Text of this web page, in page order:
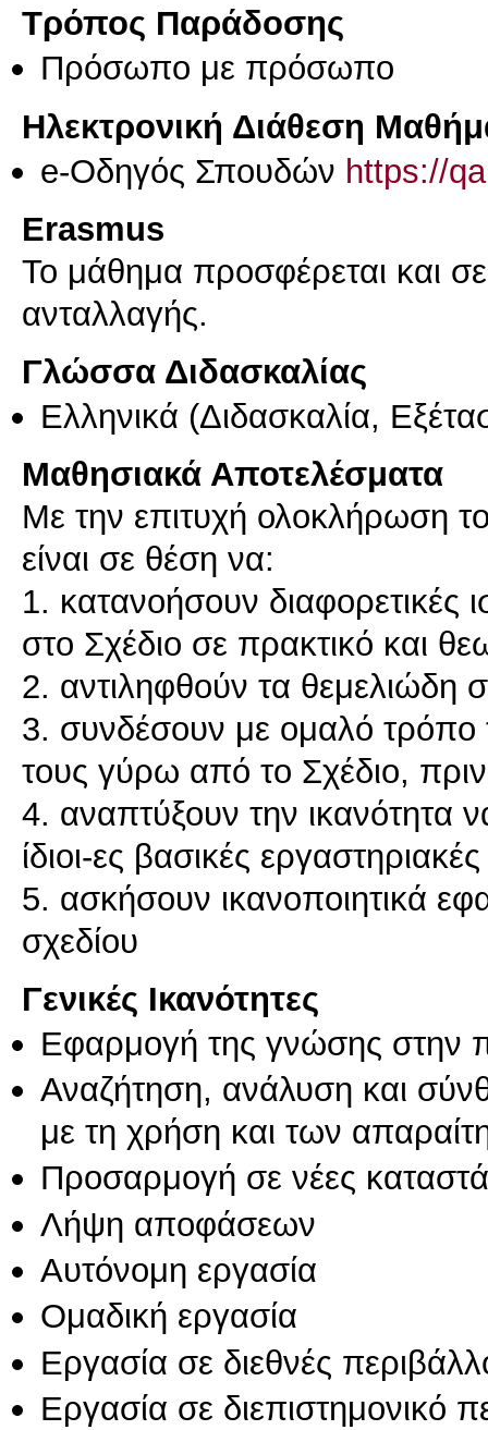
Τρόπος Παράδοσης
Πρόσωπο με πρόσωπο
Ηλεκτρονική Διάθεση
e-Οδηγός Σπουδών https://
Erasmus
Το μάθημα προσφέρεται και
ανταλλαγής.
Γλώσσα Διδασκαλίας
Ελληνικά (Διδασκαλία,
Μαθησιακά Αποτελέσματα
Με την επιτυχή ολοκλήρωση
είναι σε θέση να:
1. κατανοήσουν διαφορετικές
στο Σχέδιο σε πρακτικό και
2. αντιληφθούν τα θεμελιώδη
3. συνδέσουν με ομαλό τρόπο
τους γύρω από το Σχέδιο,
4. αναπτύξουν την ικανότητα
ίδιοι-ες βασικές
5. ασκήσουν ικανοποιητικά
Γενικές Ικανότητες
Εφαρμογή της γνώσης στην
Αναζήτηση, ανάλυση και
με τη χρήση και των
Προσαρμογή σε νέες
Λήψη αποφάσεων
Αυτόνομη εργασία
Ομαδική εργασία
Εργασία σε διεθνές
Εργασία σε διεπιστημονικό